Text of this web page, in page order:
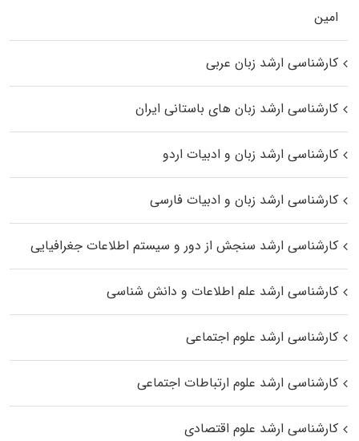
اﻣﻴﻦ
کارشناسی ارشد زبان عربی
کارشناسی ارشد زبان‌ های باستانی ایران
کارشناسی ارشد زبان و ادبیات اردو
کارشناسی ارشد زبان و ادبیات فارسی
کارشناسی ارشد سنجش از دور و سیستم اطلاعات جغرافیایی
کارشناسی ارشد علم اطلاعات و دانش شناسی
کارشناسی ارشد علوم اجتماعی
کارشناسی ارشد علوم ارتباطات اجتماعی
کارشناسی ارشد علوم اقتصادی